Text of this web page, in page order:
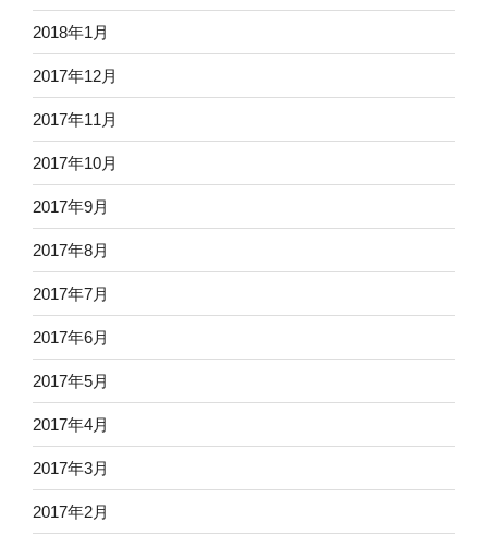
2018年1月
2017年12月
2017年11月
2017年10月
2017年9月
2017年8月
2017年7月
2017年6月
2017年5月
2017年4月
2017年3月
2017年2月